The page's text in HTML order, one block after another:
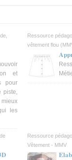
et
pour
piste,
les
Ressource
vêtement flou
Ressource
Vêtement - MMV